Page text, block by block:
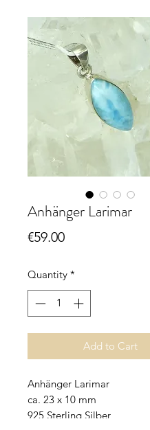
Anhänger Larimar
€59.00Price
Quantity *
Add to Cart
Anhänger Larimar
ca. 23 x 10 mm
925 Sterling Silber